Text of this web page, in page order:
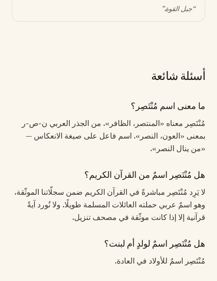
“جبل القوة.”
أسئلة شائعة
ما معنى اسم مُنْتَصِر؟
مُنْتَصِر معناه «المنتصر، الظافر». من الجذر العربي ن-ص-ر
بمعنى «العون، النصر». اسم فاعل على صيغة الانعكاس —
«من ينال النصر».
هل مُنْتَصِر اسمٌ من القرآن الكريم؟
لا يَرِد مُنْتَصِر مباشرةً في القرآن الكريم ضمن سجلّاتنا الموثّقة،
وهو اسمٌ عربي حملته العائلات المسلمة طويلًا. ولا نُورد آيةً
قرآنية إلا إذا كانت موثّقة في مصحف تنزيل.
هل مُنْتَصِر اسمٌ لولدٍ أم لبنت؟
مُنْتَصِر اسمٌ للأولاد في العادة.